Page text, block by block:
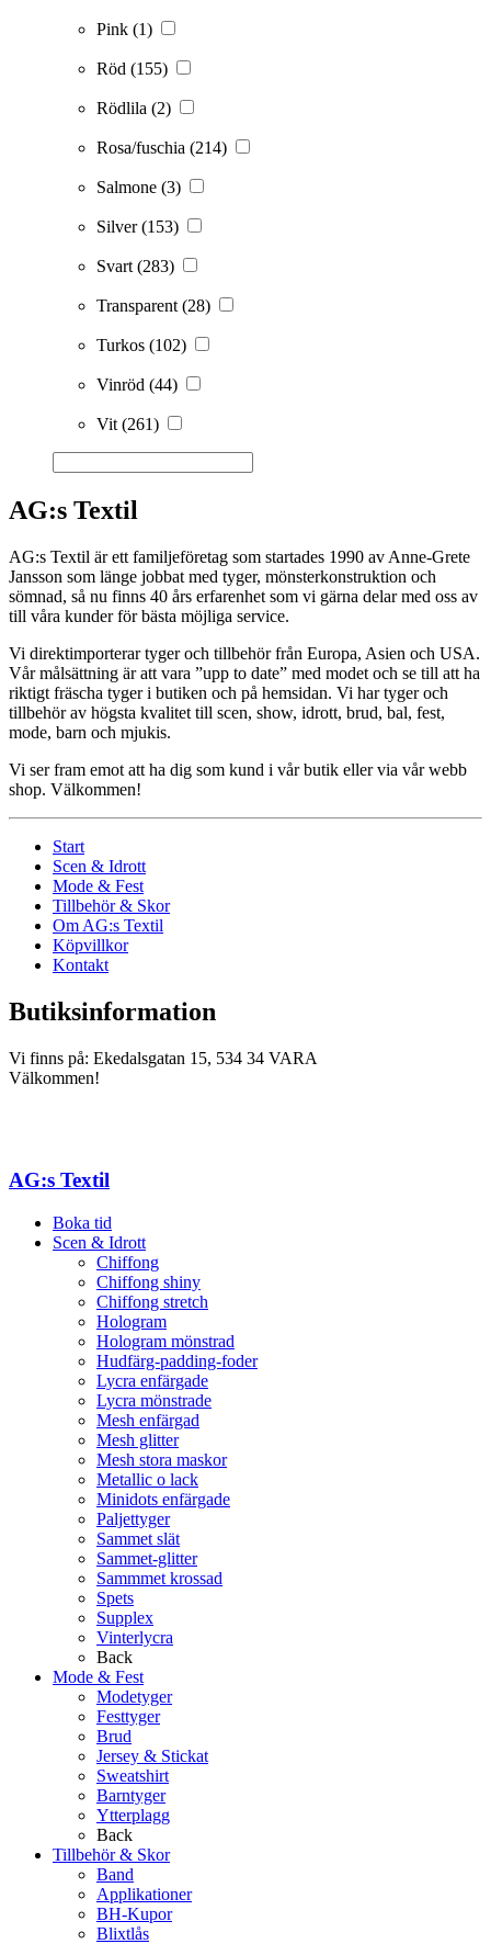
Pink (1)
Röd (155)
Rödlila (2)
Rosa/fuschia (214)
Salmone (3)
Silver(153)
Svart (283)
Transparent (28)
Turkos (102)
Vinröd (44)
Vit (261)
AG:s Textil
AG:s Textil är ett familjeföretag som startades 1990 av Anne-Grete
Jansson som länge jobbat med tyger, mönsterkonstruktion och
sömnad, så nu finns 40 års erfarenhet som vi gärna delar med oss av
till våra kunder för bästa möjliga service.
Vi direktimporterar tyger och tillbehör från Europa, Asien och USA.
Vår målsättning är att vara ”upp to date” med modet och se till att ha
riktigt fräscha tyger i butiken och på hemsidan. Vi har tyger och
tillbehör av högsta kvalitet till scen, show, idrott, brud, bal, fest,
mode, barn och mjukis.
Vi ser fram emot att ha dig som kund i vår butik eller via vår webb
shop. Välkommen!
Start
Scen & Idrott
Mode & Fest
Tillbehör & Skor
Om AG:s Textil
Köpvillkor
Kontakt
Butiksinformation
Vi finns på: Ekedalsgatan 15, 534 34 VARA
Välkommen!
AG:s Textil
Boka tid
Scen & Idrott
Chiffong
Chiffong shiny
Chiffong stretch
Hologram
Hologram mönstrad
Hudfärg-padding-foder
Lycra enfärgade
Lycra mönstrade
Mesh enfärgad
Mesh glitter
Mesh stora maskor
Metallic o lack
Minidots enfärgade
Paljettyger
Sammet slät
Sammet-glitter
Sammmet krossad
Spets
Supplex
Vinterlycra
Back
Mode & Fest
Modetyger
Festtyger
Brud
Jersey & Stickat
Sweatshirt
Barntyger
Ytterplagg
Back
Tillbehör & Skor
Band
Applikationer
BH-Kupor
Blixtlås